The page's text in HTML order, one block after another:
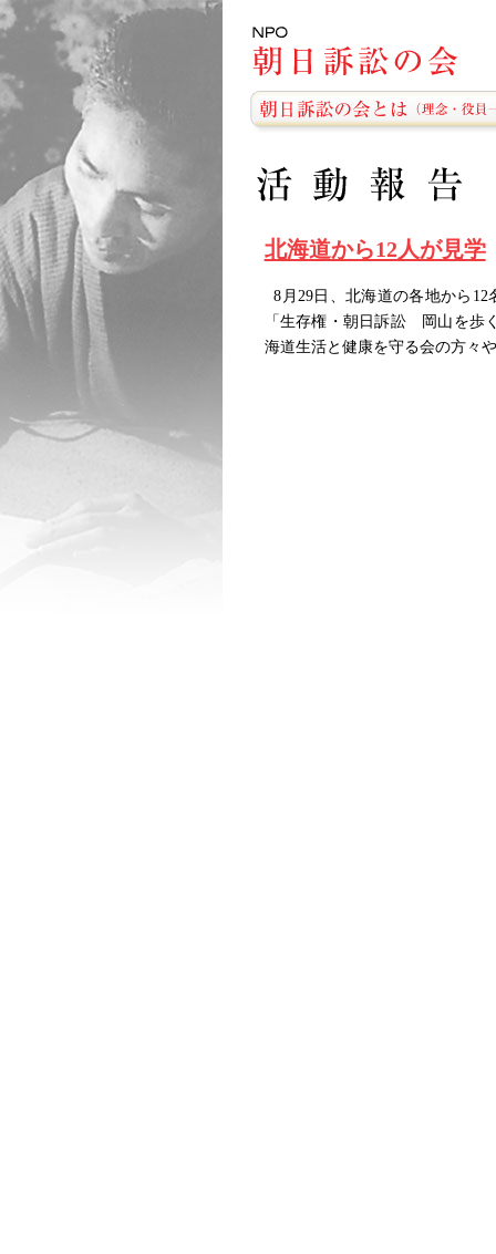
北海道から12人が見学
8月29日、北海道の各地から
「生存権・朝日訴訟 岡山を歩
海道生活と健康を守る会の方々